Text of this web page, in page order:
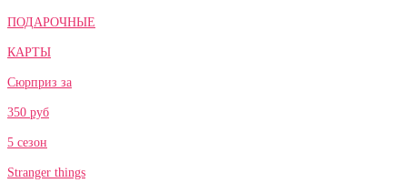
ПОДАРОЧНЫЕ
КАРТЫ
Сюрприз за
350 руб
5 сезон
Stranger things